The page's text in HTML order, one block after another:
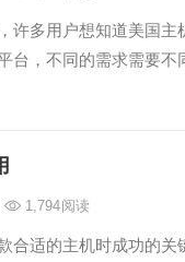
许多用户想知道美国主
台，不同的需求需要
1,794阅读
合适的主机时成功的关